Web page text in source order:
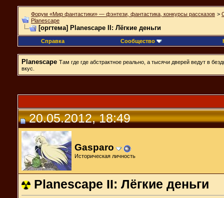
Форум «Мир фантастики» — фэнтези, фантастика, конкурсы рассказов >
Planescape
[оргтема] Planescape II: Лёгкие деньги
Справка Сообщество
Planescape Там где где абстрактное реально, а тысячи дверей ведут в
вкус.
20.05.2012, 18:49
Gasparo
Историческая личность
Planescape II: Лёгкие деньги